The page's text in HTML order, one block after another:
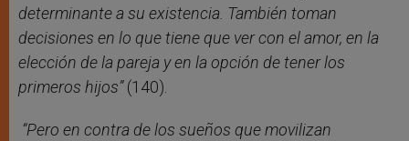
determinante a su existencia. También toman
decisiones en lo que tiene que ver con el amor, en la
elección de la pareja y en la opción de tener los
primeros hijos”(140).
“Pero en contra de los sueños que movilizan